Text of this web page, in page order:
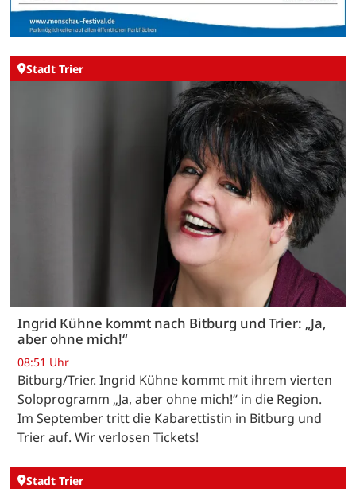
Stadt Trier
Ingrid Kühne kommt nach Bitburg und Trier: „Ja,
aber ohne mich!“
08:51 Uhr
Bitburg/Trier. Ingrid Kühne kommt mit ihrem vierten
Soloprogramm „Ja, aber ohne mich!“ in die Region.
Im September tritt die Kabarettistin in Bitburg und
Trier auf. Wir verlosen Tickets!
Stadt Trier